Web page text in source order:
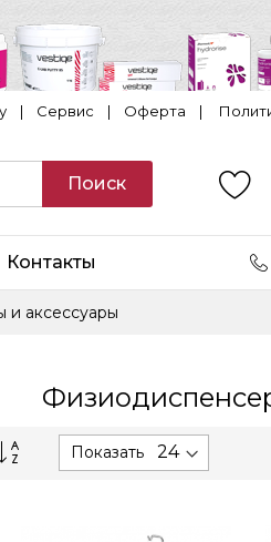
| Сервис | Оферта |
Поиск
Контакты
и аксессуары
Сортируется
по
Показать